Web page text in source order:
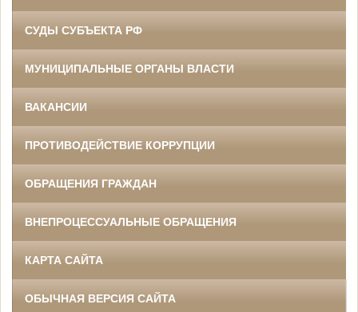
СУДЫ СУБЪЕКТА РФ
МУНИЦИПАЛЬНЫЕ ОРГАНЫ ВЛАСТИ
ВАКАНСИИ
ПРОТИВОДЕЙСТВИЕ КОРРУПЦИИ
ОБРАЩЕНИЯ ГРАЖДАН
ВНЕПРОЦЕССУАЛЬНЫЕ ОБРАЩЕНИЯ
КАРТА САЙТА
ОБЫЧНАЯ ВЕРСИЯ САЙТА